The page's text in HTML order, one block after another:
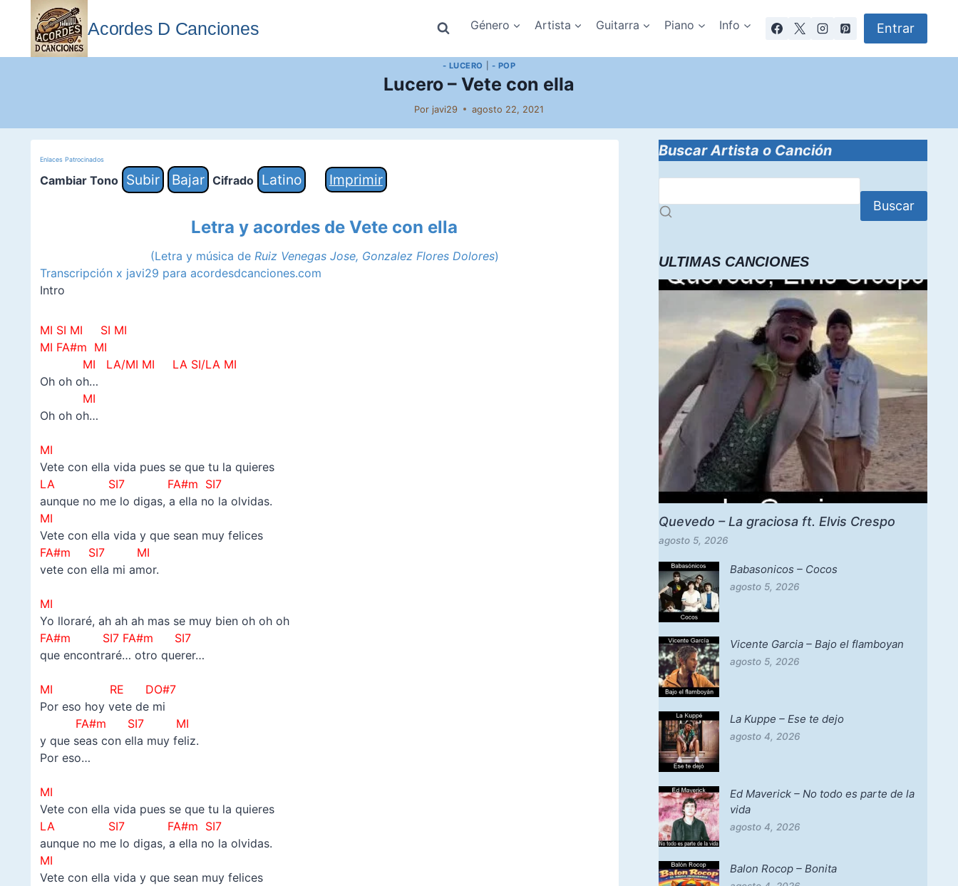
contenido
Acordes D Canciones Género Artista Guitarra Piano Info Entrar
- LUCERO - POP
Lucero – Vete con ella
Por javi29 agosto 22, 2021
Enlaces Patrocinados
Cambiar Tono Subir Bajar Cifrado Latino Imprimir
Letra y acordes de Vete con ella
(Letra y música de Ruiz Venegas Jose, Gonzalez Flores Dolores)
Transcripción x javi29 para acordesdcanciones.com
Intro
MI SI MI SI MI
MI FA#m MI
MI LA/MI MI LA SI/LA MI
Oh oh oh…
MI
Oh oh oh…
MI
Vete con ella vida pues se que tu la quieres
LA SI7 FA#m SI7
aunque no me lo digas, a ella no la olvidas.
MI
Vete con ella vida y que sean muy felices
FA#m SI7 MI
vete con ella mi amor.
MI
Yo lloraré, ah ah ah mas se muy bien oh oh oh
FA#m SI7 FA#m SI7
que encontraré… otro querer…
MI RE DO#7
Por eso hoy vete de mi
FA#m SI7 MI
y que seas con ella muy feliz.
Por eso…
MI
Vete con ella vida pues se que tu la quieres
LA SI7 FA#m SI7
aunque no me lo digas, a ella no la olvidas.
MI
Vete con ella vida y que sean muy felices
Buscar Artista o Canción
Buscar
ULTIMAS CANCIONES
Quevedo – La graciosa ft. Elvis Crespo
agosto 5, 2026
Babasonicos – Cocos
agosto 5, 2026
Vicente Garcia – Bajo el flamboyan
agosto 5, 2026
La Kuppe – Ese te dejo
agosto 4, 2026
Ed Maverick – No todo es parte de la
vida
agosto 4, 2026
Balon Rocop – Bonita